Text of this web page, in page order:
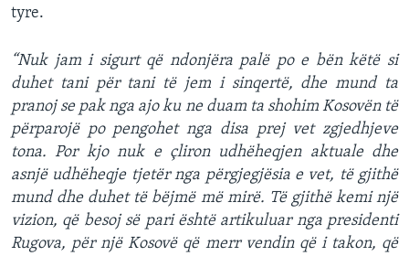
tyre.
“Nuk jam i sigurt që ndonjëra palë po e bën këtë si
duhet tani për tani të jem i sinqertë, dhe mund ta
pranoj se pak nga ajo ku ne duam ta shohim Kosovën të
përparojë po pengohet nga disa prej vet zgjedhjeve
tona. Por kjo nuk e çliron udhëheqjen aktuale dhe
asnjë udhëheqje tjetër nga përgjegjësia e vet, të gjithë
mund dhe duhet të bëjmë më mirë. Të gjithë kemi një
vizion, që besoj së pari është artikuluar nga presidenti
Rugova, për një Kosovë që merr vendin që i takon, që